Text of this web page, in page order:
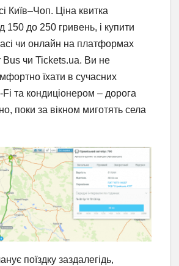
Київ–Чоп. Ціна квитка
150 до 250 гривень, і купити
чи онлайн на платформах
Bus чи Tickets.ua. Ви не
їхати в сучасних
Fi та кондиціонером – дорога
поки за вікном миготять села
поїздку заздалегідь,